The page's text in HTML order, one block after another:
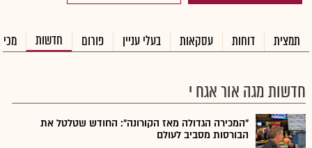
תמצית דוחות עסקאות בעלי עניין פורום חדשות
חדשות מגה אור אגח י
"המכירה הגדולה מאז הקורונה": החודש שטלטל את
הבורסות מסביב לעולם